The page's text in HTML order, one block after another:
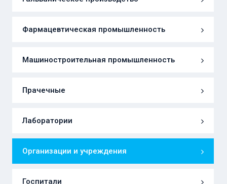
Фармацевтическая промышленность
Машиностроительная промышленность
Прачечные
Лаборатории
Организации и учреждения
Госпитали